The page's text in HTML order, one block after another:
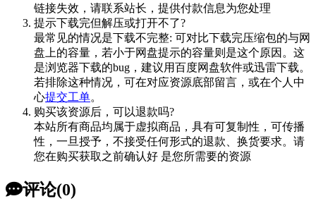
链接失效，请联系站长，提供付款信息为您处理
提示下载完但解压或打开不了?
最常见的情况是下载不完整: 可对比下载完压缩包的与网
盘上的容量，若小于网盘提示的容量则是这个原因。这
是浏览器下载的bug，建议用百度网盘软件或迅雷下载。
若排除这种情况，可在对应资源底部留言，或在个人中
心提交工单。
购买该资源后，可以退款吗?
本站所有商品均属于虚拟商品，具有可复制性，可传播
性，一旦授予，不接受任何形式的退款、换货要求。请
您在购买获取之前确认好 是您所需要的资源
评论(0)